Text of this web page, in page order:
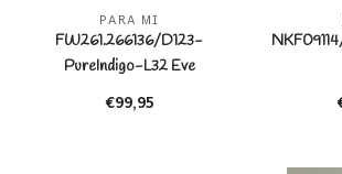
PARA MI
FW261.266136/D123-
PureIndigo-L32 Eve
€99,95